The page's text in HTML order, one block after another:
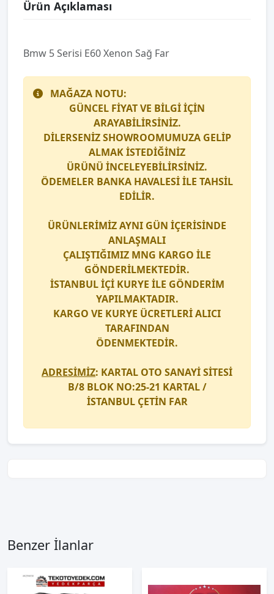
Ürün Açıklaması
Bmw 5 Serisi E60 Xenon Sağ Far
MAĞAZA NOTU:
GÜNCEL FİYAT VE BİLGİ İÇİN
ARAYABİLİRSİNİZ.
DİLERSENİZ SHOWROOMUMUZA GELİP
ALMAK İSTEDİĞİNİZ
ÜRÜNÜ İNCELEYEBİLİRSİNİZ.
ÖDEMELER BANKA HAVALESİ İLE TAHSİL
EDİLİR.
ÜRÜNLERİMİZ AYNI GÜN İÇERİSİNDE
ANLAŞMALI
ÇALIŞTIĞIMIZ MNG KARGO İLE
GÖNDERİLMEKTEDİR.
İSTANBUL İÇİ KURYE İLE GÖNDERİM
YAPILMAKTADIR.
KARGO VE KURYE ÜCRETLERİ ALICI
TARAFINDAN
ÖDENMEKTEDİR.
ADRESİMİZ: KARTAL OTO SANAYİ SİTESİ
B/8 BLOK NO:25-21 KARTAL /
İSTANBUL ÇETİN FAR
Benzer İlanlar